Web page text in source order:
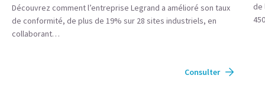
Découvrez comment l’entreprise Legrand a amélioré son taux
de conformité, de plus de 19% sur 28 sites industriels, en
collaborant…
Consulter
de